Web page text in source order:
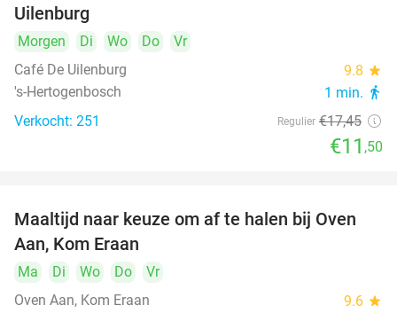
Uilenburg
Morgen Di Wo Do
Vr
Café De Uilenburg
9.8 star
's-Hertogenbosch 1 min. directions_walk
Verkocht: 251 Regulier €17,45
€11 ,50
48%
Maaltijd naar keuze om af te halen bij Oven
Aan, Kom Eraan
Ma Di Wo Do
Vr
Oven Aan, Kom Eraan
9.6 star